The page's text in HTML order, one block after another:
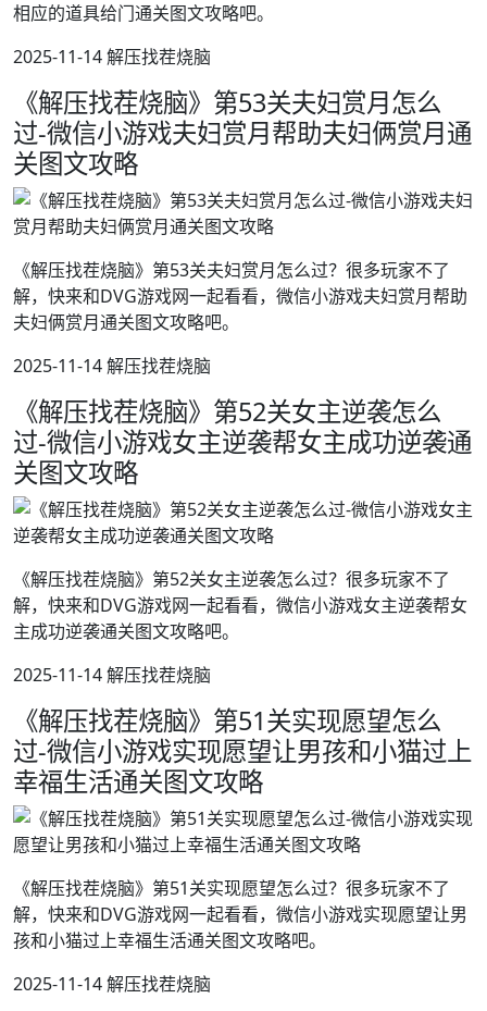
相应的道具给门通关图文攻略吧。
2025-11-14 解压找茬烧脑
《解压找茬烧脑》第53关夫妇赏月怎么
过-微信小游戏夫妇赏月帮助夫妇俩赏月通
关图文攻略
《解压找茬烧脑》第53关夫妇赏月怎么过？很多玩家不了
解，快来和DVG游戏网一起看看，微信小游戏夫妇赏月帮助
夫妇俩赏月通关图文攻略吧。
2025-11-14 解压找茬烧脑
《解压找茬烧脑》第52关女主逆袭怎么
过-微信小游戏女主逆袭帮女主成功逆袭通
关图文攻略
《解压找茬烧脑》第52关女主逆袭怎么过？很多玩家不了
解，快来和DVG游戏网一起看看，微信小游戏女主逆袭帮女
主成功逆袭通关图文攻略吧。
2025-11-14 解压找茬烧脑
《解压找茬烧脑》第51关实现愿望怎么
过-微信小游戏实现愿望让男孩和小猫过上
幸福生活通关图文攻略
《解压找茬烧脑》第51关实现愿望怎么过？很多玩家不了
解，快来和DVG游戏网一起看看，微信小游戏实现愿望让男
孩和小猫过上幸福生活通关图文攻略吧。
2025-11-14 解压找茬烧脑